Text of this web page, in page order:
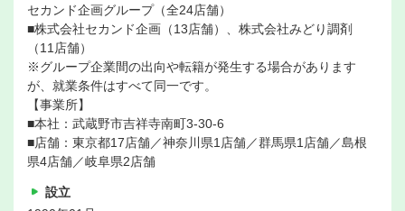
セカンド企画グループ（全24店舗）
■株式会社セカンド企画（13店舗）、株式会社みどり調剤
（11店舗）
※グループ企業間の出向や転籍が発生する場合があります
が、就業条件はすべて同一です。
【事業所】
■本社：武蔵野市吉祥寺南町3-30-6
■店舗：東京都17店舗／神奈川県1店舗／群馬県1店舗／島根
県4店舗／岐阜県2店舗
設立